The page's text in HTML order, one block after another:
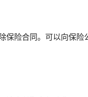
保险合同。可以向保